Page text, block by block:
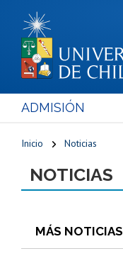
ADMISIÓN
Inicio Noticias
NOTICIAS
MÁS NOTICIAS